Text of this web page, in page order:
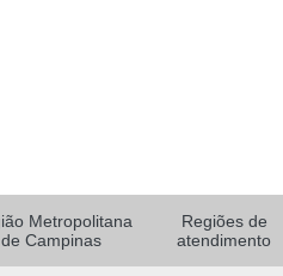
Metropolitana
de Campinas
Regiões de
atendimento